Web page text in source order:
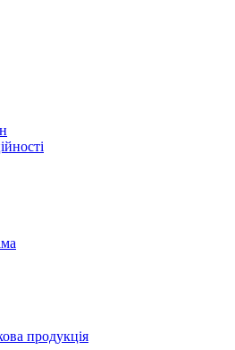
продукція